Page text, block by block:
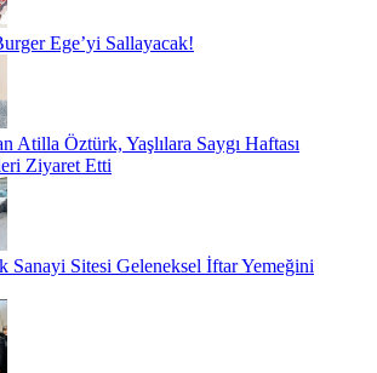
Ege’yi Sallayacak!
Atilla Öztürk, Yaşlılara Saygı Haftası
Ziyaret Etti
Sanayi Sitesi Geleneksel İftar Yemeğini